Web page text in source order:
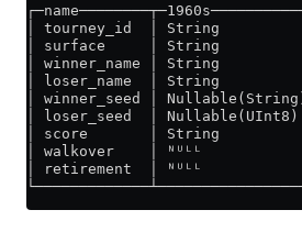
│ tourney_id  │ String
│ surface     │ String
│ winner_name │ String
│ loser_name  │ String
│ winner_seed │
│ loser_seed  │
│ score       │ String
│ walkover    │ ᴺᵁᴸᴸ
│ retirement  │ ᴺᵁᴸᴸ